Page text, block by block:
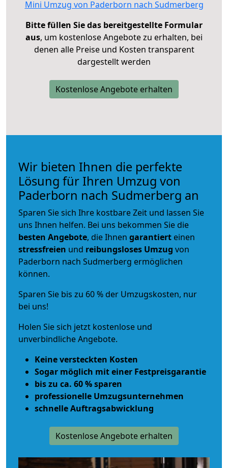
Mini Umzug von Paderborn nach Sudmerberg
Bitte füllen Sie das bereitgestellte Formular
aus, um kostenlose Angebote zu erhalten, bei
denen alle Preise und Kosten transparent
dargestellt werden
Kostenlose Angebote erhalten
Wir bieten Ihnen die perfekte
Lösung für Ihren Umzug von
Paderborn nach Sudmerberg an
Sparen Sie sich Ihre kostbare Zeit und lassen Sie
uns Ihnen helfen. Bei uns bekommen Sie die
besten Angebote, die Ihnen garantiert einen
stressfreien und reibungsloses Umzug von
Paderborn nach Sudmerberg ermöglichen
können.
Sparen Sie bis zu 60 % der Umzugskosten, nur
bei uns!
Holen Sie sich jetzt kostenlose und
unverbindliche Angebote.
Keine versteckten Kosten
Sogar möglich mit einer Festpreisgarantie
bis zu ca. 60 % sparen
professionelle Umzugsunternehmen
schnelle Auftragsabwicklung
Kostenlose Angebote erhalten